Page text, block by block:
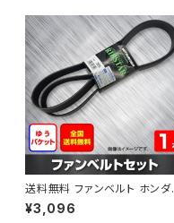
送料無料 ファンベルト ホンダ
シビック 型式FD2 H18.04～H
22.08 （国内トップメーカー） 1
¥3,096